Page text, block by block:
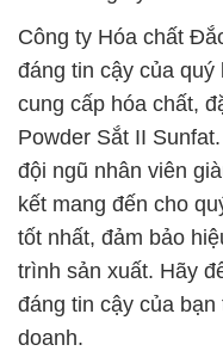
Công ty Hóa chất
đáng tin cậy của
cung cấp hóa chất,
Powder Sắt II
đội ngũ nhân viên
kết mang đến cho
tốt nhất, đảm bảo
trình sản xuất. Hãy
đáng tin cậy của
doanh.